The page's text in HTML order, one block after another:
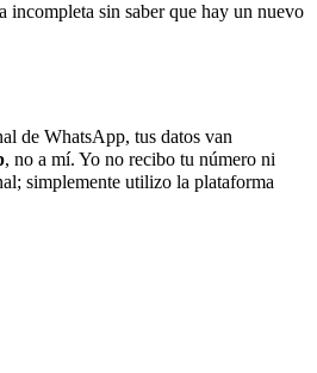
incompleta sin saber que hay un nuevo
de WhatsApp, tus datos van
, no a mí. Yo no recibo tu número ni
simplemente utilizo la plataforma